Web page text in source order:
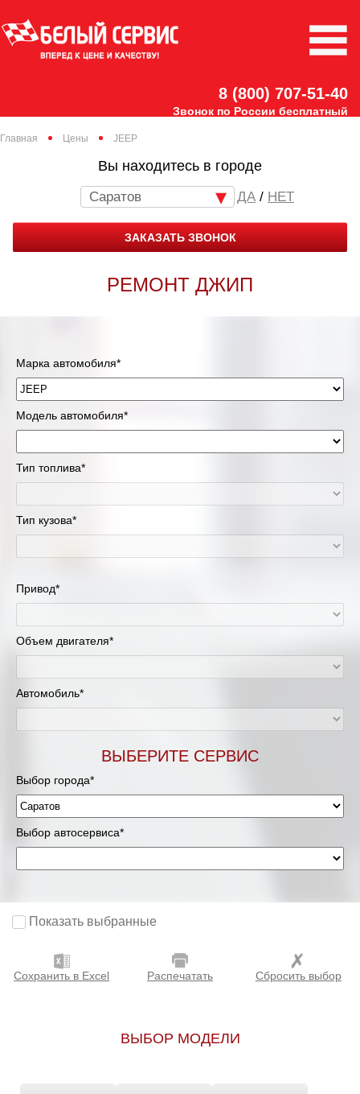
8 (800) 707-51-40
Звонок по России бесплатный
Главная Цены JEEP
Вы находитесь в городе
Саратов / НЕТ
ЗАКАЗАТЬ ЗВОНОК
РЕМОНТ ДЖИП
Марка автомобиля*
Модель автомобиля*
Тип топлива*
Тип кузова*
Привод*
Объем двигателя*
Автомобиль*
ВЫБЕРИТЕ СЕРВИС
Выбор города*
Выбор автосервиса*
Показать выбранные
Сохранить в Excel Распечатать Сбросить выбор
ВЫБОР МОДЕЛИ